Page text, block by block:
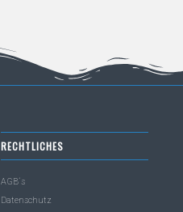
RECHTLICHES
AGB´s
Datenschutz